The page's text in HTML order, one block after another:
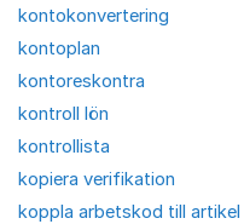
kontokonvertering
kontoplan
kontoreskontra
kontroll lön
kontrollista
kopiera verifikation
koppla arbetskod till artikel